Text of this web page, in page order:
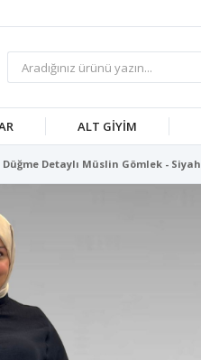
ALT GİYİM
Düğme Detaylı Müslin Gömlek - Siyah